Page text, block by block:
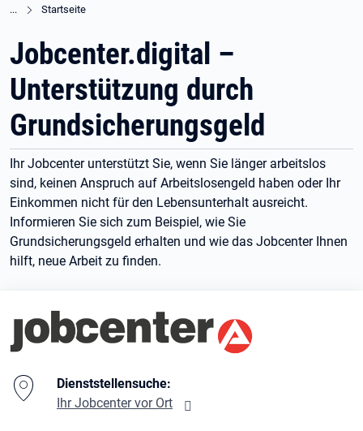
Startseite
Jobcenter.digital –
Unterstützung durch
Grundsicherungsgeld
Ihr Jobcenter unterstützt Sie, wenn Sie länger arbeitslos
sind, keinen Anspruch auf Arbeitslosengeld haben oder Ihr
Einkommen nicht für den Lebensunterhalt ausreicht.
Informieren Sie sich zum Beispiel, wie Sie
Grundsicherungsgeld erhalten und wie das Jobcenter Ihnen
hilft, neue Arbeit zu finden.
Branding-Bereich Beschreibung
Dienststellensuche:
Ihr Jobcenter vor Ort